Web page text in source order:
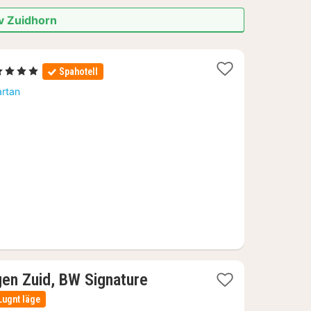
Zuidhorn
Stjärnor Spahotell
Zuid, BW Signature
läge